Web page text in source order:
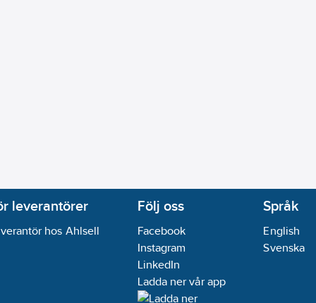
leverantörer
hos Ahlsell
Följ oss
Facebook
Instagram
LinkedIn
Ladda ner vår app
Språk
English
Svenska